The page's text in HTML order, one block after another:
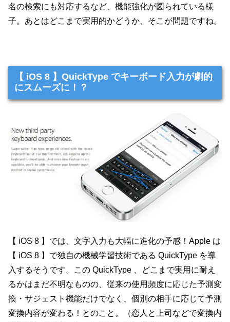
名の検索にも対応するなど、機能強化が図られている様
子。あとはどこまで実用的かどうか、そこが問題ですね。
【 iOS 8 】QuickType でキーボード入力が劇的
にスムーズに！？
【 iOS 8 】では、文字入力も大幅に進化の予感！Apple は
【 iOS 8 】で独自の機械学習技術である QuickType を導
入するそうです。この QuickType 、どこまで実用に耐え
るかはまだ不明なものの、従来の使用頻度に応じた予測変
換・サジェスト機能だけでなく、個別の相手に応じて予測
変換内容が変わる！とのこと。（恋人と上司などで変換内